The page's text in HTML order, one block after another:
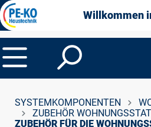
springen Willkommen
SYSTEMKOMPONENTEN
ZUBEHÖR
ZUBEHÖR FÜR DIE